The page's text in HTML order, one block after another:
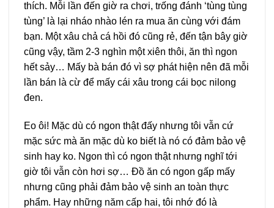
thích. Mỗi lần đến giờ ra chơi, trống đánh ‘tùng tùng
tùng’ là lại nháo nhào lén ra mua ăn cùng với đám
bạn. Một xâu chả cá hồi đó cũng rẻ, đến tận bây giờ
cũng vậy, tầm 2-3 nghìn một xiên thôi, ăn thì ngon
hết sảy… Mấy bà bán đó vì sợ phát hiện nên đã mỗi
lần bán là cừ để mấy cái xâu trong cái bọc nilong
đen.
Eo ôi! Mặc dù có ngon thật đấy nhưng tôi vẫn cứ
mặc sức mà ăn mặc dù ko biết là nó có đảm bảo vệ
sinh hay ko. Ngon thì có ngon thật nhưng nghĩ tới
giờ tôi vẫn còn hơi sợ… Đồ ăn có ngon gấp mấy
nhưng cũng phải đảm bảo vệ sinh an toàn thực
phẩm. Hay những năm cấp hai, tôi nhớ đó là